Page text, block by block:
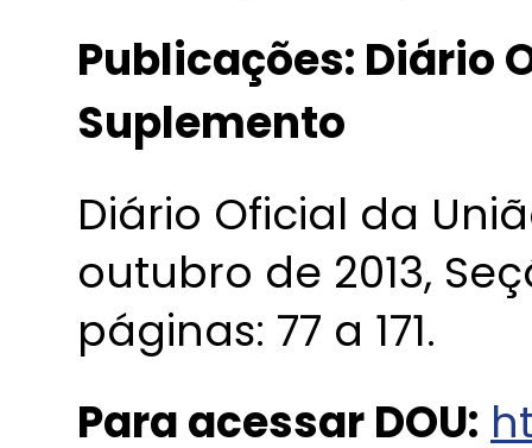
Publicações: Diário
Suplemento
Diário Oficial da
outubro de 2013,
páginas: 77 a 171.
Para acessar DOU: